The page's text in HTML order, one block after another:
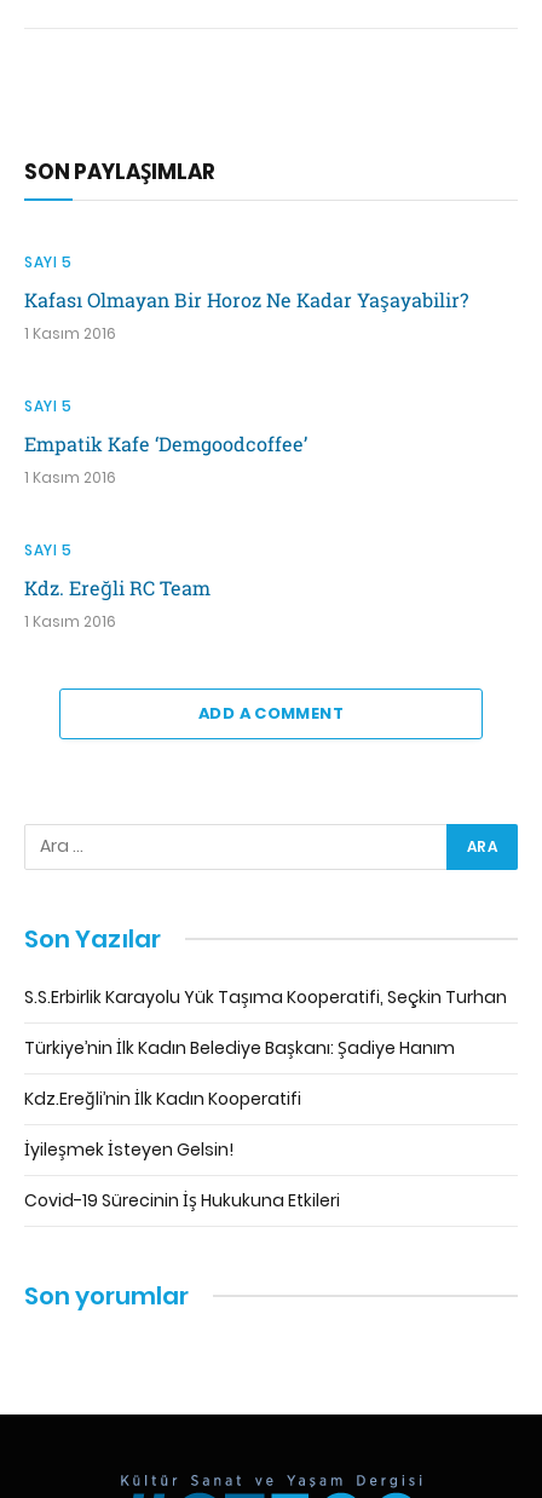
SON PAYLAŞIMLAR
SAYI 5
Kafası Olmayan Bir Horoz Ne Kadar Yaşayabilir?
1 Kasım 2016
SAYI 5
Empatik Kafe ‘Demgoodcoffee’
1 Kasım 2016
SAYI 5
Kdz. Ereğli RC Team
1 Kasım 2016
ADD A COMMENT
Son Yazılar
S.S.Erbirlik Karayolu Yük Taşıma Kooperatifi, Seçkin Turhan
Türkiye’nin İlk Kadın Belediye Başkanı: Şadiye Hanım
Kdz.Ereğli’nin İlk Kadın Kooperatifi
İyileşmek İsteyen Gelsin!
Covid-19 Sürecinin İş Hukukuna Etkileri
Son yorumlar